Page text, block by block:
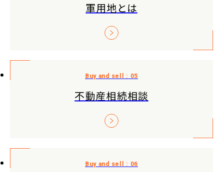
軍用地とは
不動産相続相談